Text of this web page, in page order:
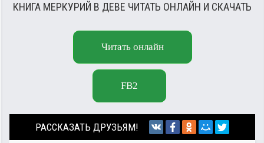
КНИГА МЕРКУРИЙ В ДЕВЕ ЧИТАТЬ ОНЛАЙН И СКАЧАТЬ
Читать онлайн
FB2
РАССКАЗАТЬ ДРУЗЬЯМ!